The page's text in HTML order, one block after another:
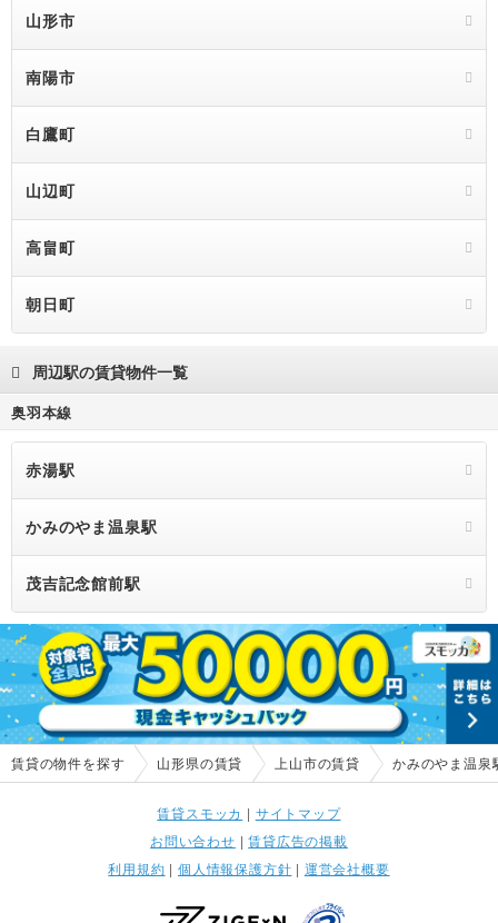
山形市
南陽市
白鷹町
山辺町
高畠町
朝日町
周辺駅の賃貸物件一覧
奥羽本線
赤湯駅
かみのやま温泉駅
茂吉記念館前駅
賃貸の物件を探す 山形県の賃貸 上山市の賃貸 かみのやま温泉
賃貸スモッカ | サイトマップ
お問い合わせ |賃貸広告の掲載
利用規約 | 個人情報保護方針 | 運営会社概要